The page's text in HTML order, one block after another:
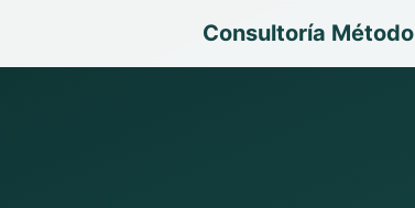
Consultoría Método